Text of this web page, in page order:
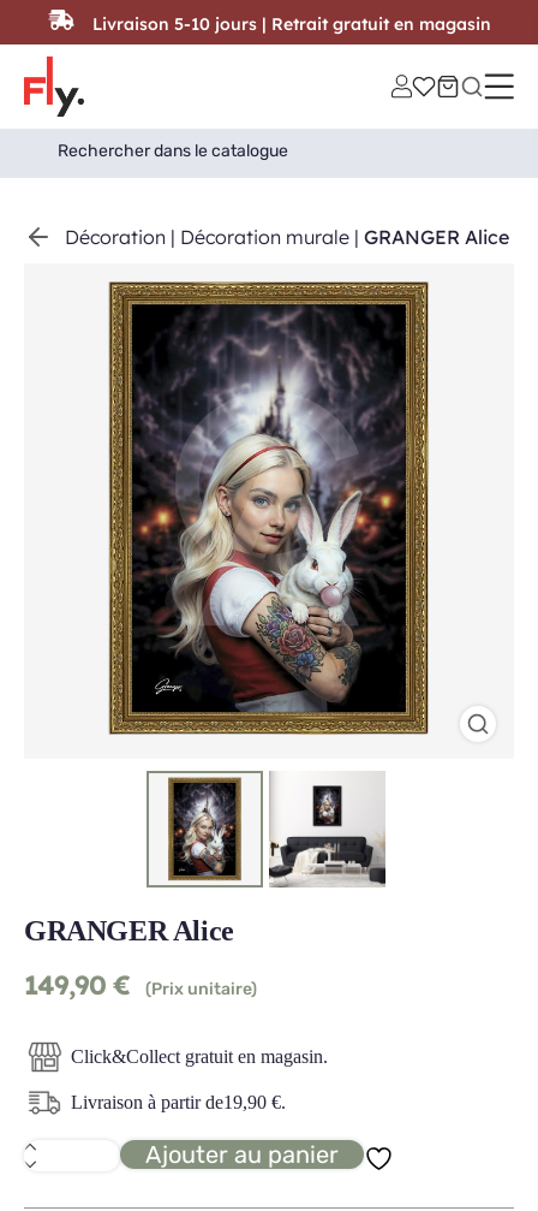
Passer au contenu
Search
for:
Search Button
Décoration | Décoration murale | GRANGER Alice
GRANGER Alice
149,90 € (Prix unitaire)
Click&Collect gratuit en magasin.
Livraison à partir de19,90 €.
quantité
de
Ajouter au panier
Livraison 5-10 jours | Retrait gratuit en magasin